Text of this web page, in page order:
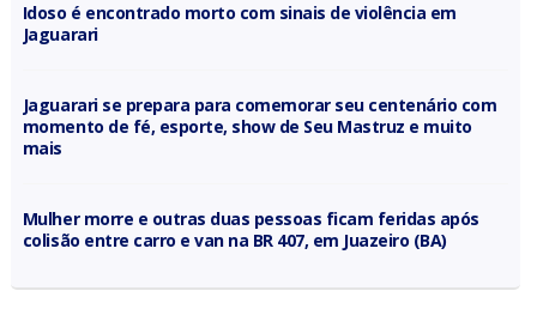
Idoso é encontrado morto com sinais de violência em
Jaguarari
Jaguarari se prepara para comemorar seu centenário com
momento de fé, esporte, show de Seu Mastruz e muito
mais
Mulher morre e outras duas pessoas ficam feridas após
colisão entre carro e van na BR 407, em Juazeiro (BA)